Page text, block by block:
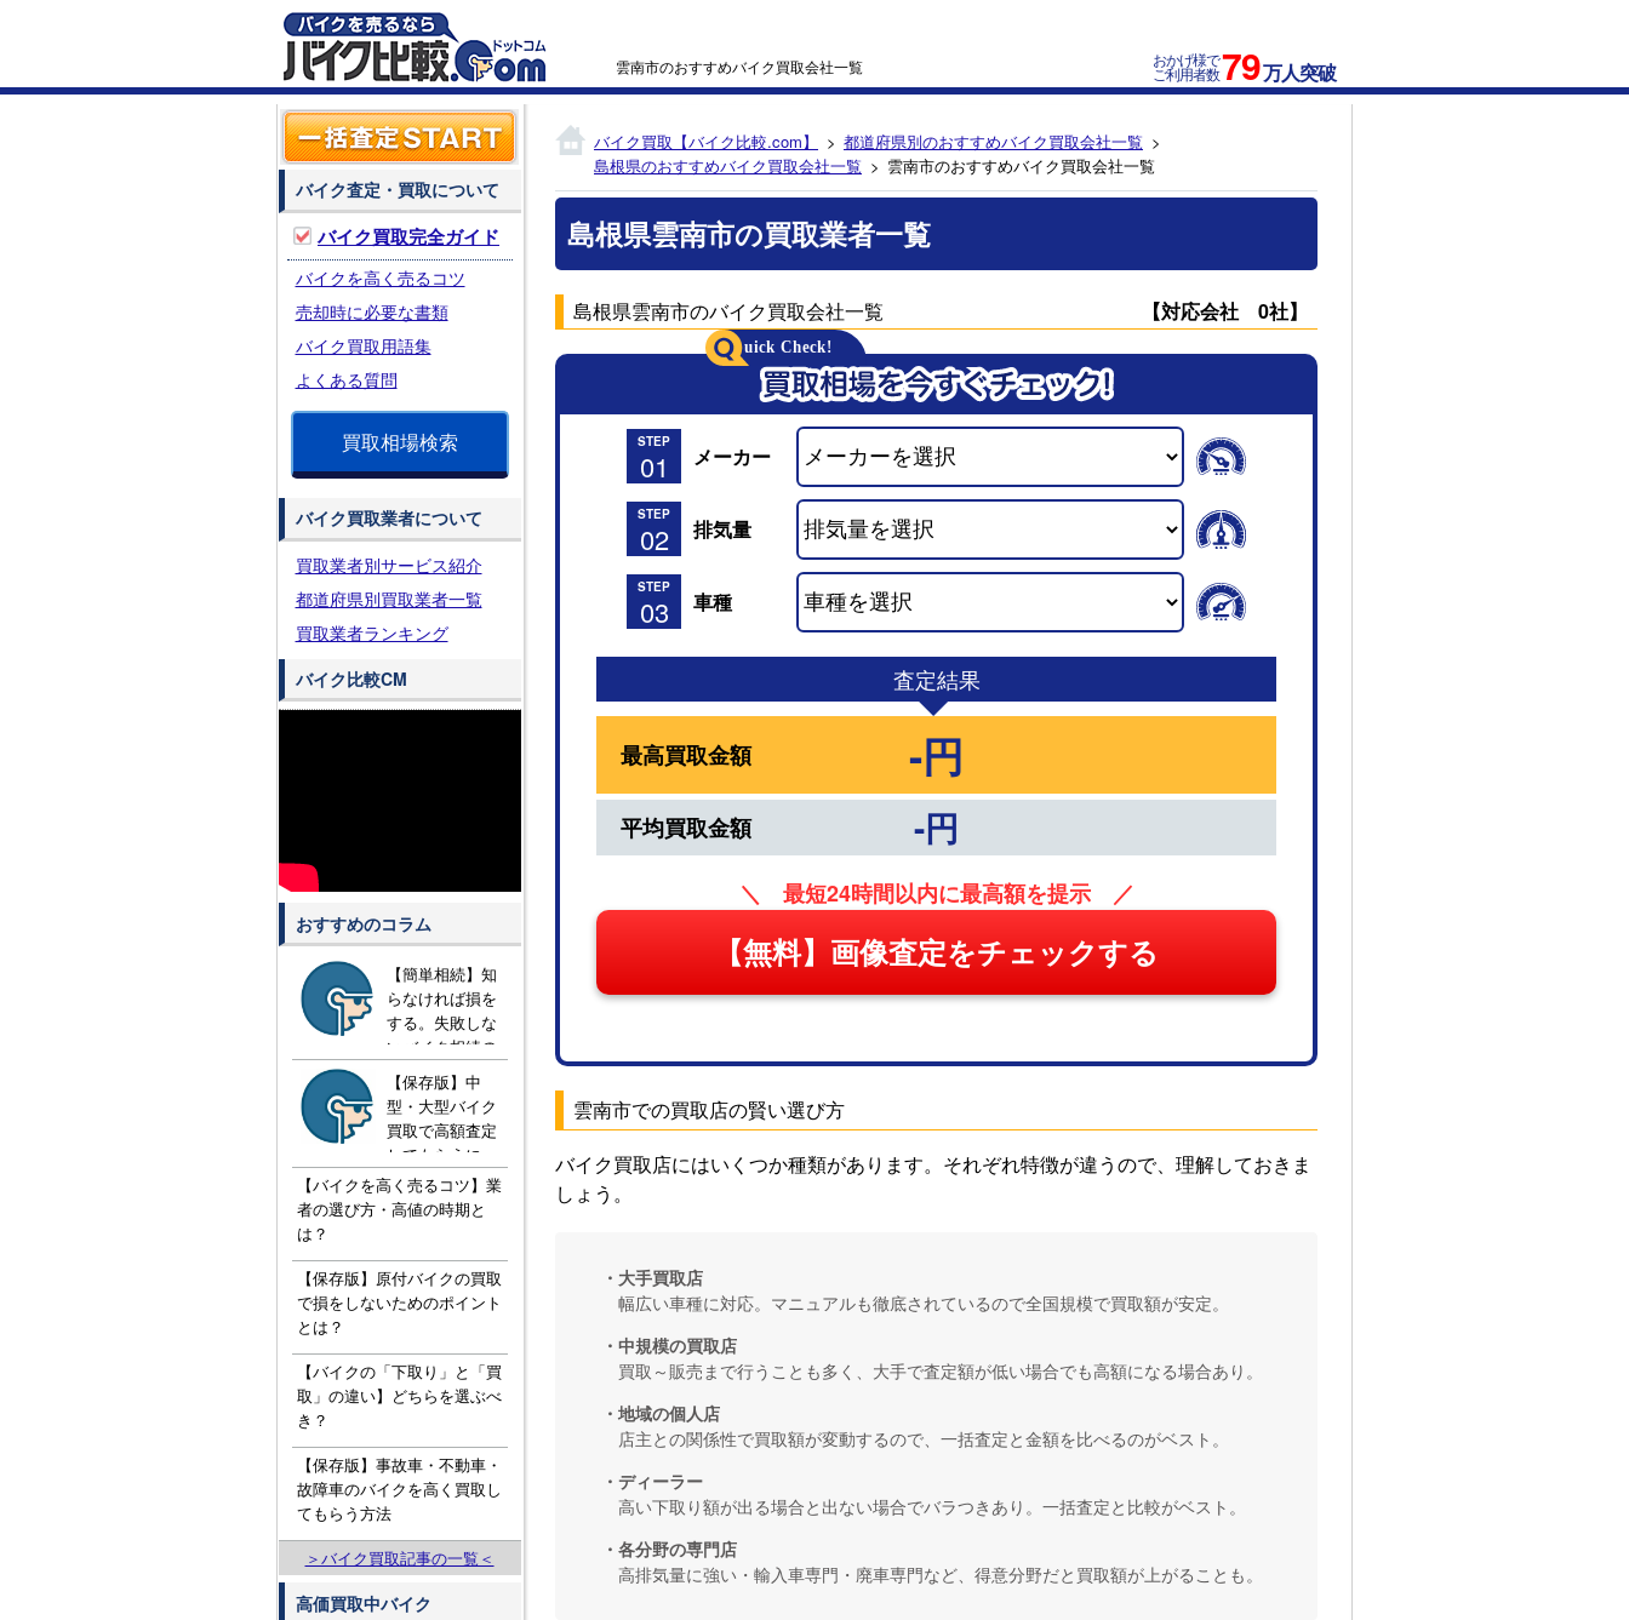
雲南市のおすすめバイク買取会社一覧 おかげ様で
ご利用者数79万人突破
バイク買取【バイク比較.com】
都道府県別のおすすめバイク買取会社一覧
島根県のおすすめバイク買取会社一覧
雲南市のおすすめバイク買取会社一覧
島根県雲南市の買取業者一覧
島根県雲南市のバイク買取会社一覧 【対応会社 0社】
STEP
01 メーカー
STEP
02 排気量
STEP
03 車種
査定結果
最高買取金額 -円
平均買取金額 -円
＼ 最短24時間以内に最高額を提示 ／
【無料】画像査定をチェックする
雲南市での買取店の賢い選び方
バイク買取店にはいくつか種類があります。それぞれ特徴が違うので、理解しておきま
しょう。
・大手買取店
幅広い車種に対応。マニュアルも徹底されているので全国規模で買取額が安定。
・中規模の買取店
買取～販売まで行うことも多く、大手で査定額が低い場合でも高額になる場合あり。
・地域の個人店
店主との関係性で買取額が変動するので、一括査定と金額を比べるのがベスト。
・ディーラー
高い下取り額が出る場合と出ない場合でバラつきあり。一括査定と比較がベスト。
・各分野の専門店
高排気量に強い・輸入車専門・廃車専門など、得意分野だと買取額が上がることも。
バイク査定・買取について
バイク買取完全ガイド
バイクを高く売るコツ
売却時に必要な書類
バイク買取用語集
よくある質問
買取相場検索
バイク買取業者について
買取業者別サービス紹介
都道府県別買取業者一覧
買取業者ランキング
バイク比較CM
おすすめのコラム
【簡単相続】知
らなければ損を
する。失敗しな
いバイク相続の
方法とは？
【保存版】中
型・大型バイク
買取で高額査定
してもらうに
は！？知ってお
きたい３つの知
【バイクを高く売るコツ】業
者の選び方・高値の時期と
は？
【保存版】原付バイクの買取
で損をしないためのポイント
とは？
【バイクの「下取り」と「買
取」の違い】どちらを選ぶべ
き？
【保存版】事故車・不動車・
故障車のバイクを高く買取し
てもらう方法
＞バイク買取記事の一覧＜
高価買取中バイク